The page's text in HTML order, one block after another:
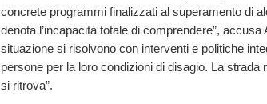
concrete programmi finalizzati al superamento di
denota l’incapacità totale di comprendere”,
situazione si risolvono con interventi e politiche
persone per la loro condizioni di disagio. La strada
si ritrova”.